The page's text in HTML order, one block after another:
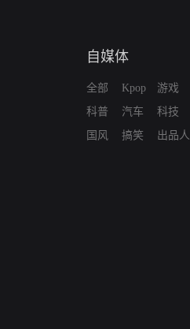
自媒体
全部
科普
国风
Kpop
汽车
搞笑
游戏
科技
出品人